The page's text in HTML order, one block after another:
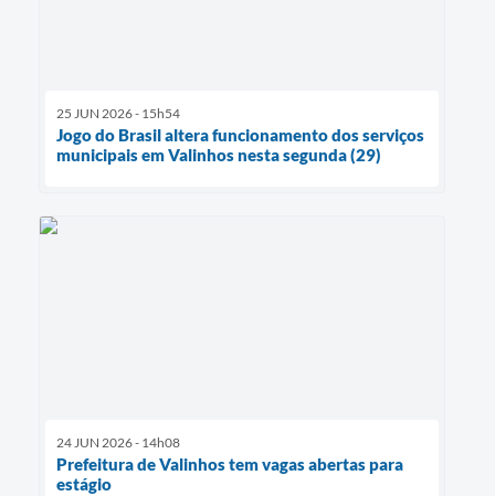
25 JUN 2026 - 15h54
Jogo do Brasil altera funcionamento dos serviços
municipais em Valinhos nesta segunda (29)
24 JUN 2026 - 14h08
Prefeitura de Valinhos tem vagas abertas para
estágio